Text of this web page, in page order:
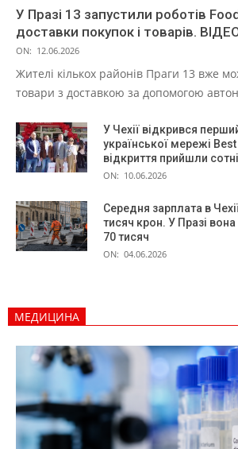
У Празі 13 запустили роботів
доставки покупок і товарів.
ON: 12.06.2026
Жителі кількох районів Праги 13 вже
товари з доставкою за допомогою
У Чехії відкрився
української мережі
відкриття прийшли
ON: 10.06.2026
Середня зарплата в
тисяч крон. У Празі
70 тисяч
ON: 04.06.2026
МЕДИЦИНА